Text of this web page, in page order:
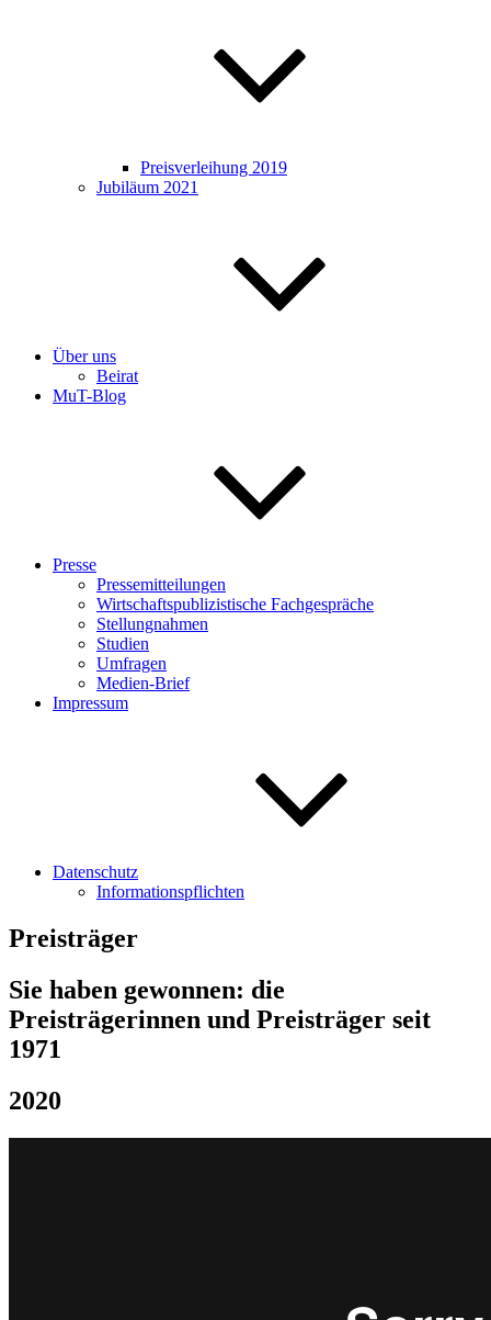
Preisverleihung 2019
Jubiläum 2021
Über uns
Beirat
MuT-Blog
Presse
Pressemitteilungen
Wirtschaftspublizistische Fachgespräche
Stellungnahmen
Studien
Umfragen
Medien-Brief
Impressum
Datenschutz
Informationspflichten
Preisträger
Sie haben gewonnen: die
Preisträgerinnen und Preisträger seit
1971
2020